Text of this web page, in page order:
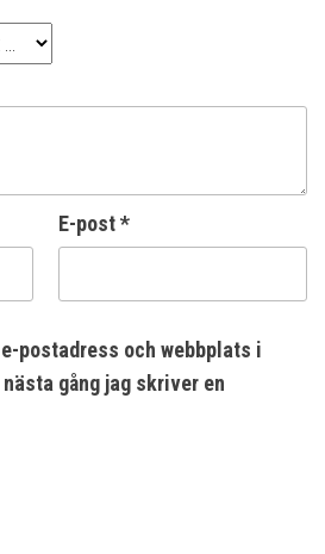
E-post*
postadress och webbplats i
gång jag skriver en